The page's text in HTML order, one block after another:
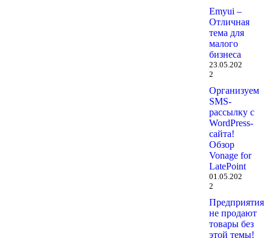
Emyui –
Отличная
тема для
малого
бизнеса
23.05.202
2
Организуем
SMS-
рассылку с
WordPress-
сайта!
Обзор
Vonage for
LatePoint
01.05.202
2
Предприятия
не продают
товары без
этой темы!